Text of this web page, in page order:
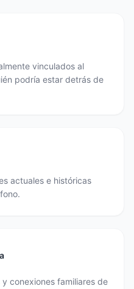
vinculados al
podría estar detrás de
actuales e históricas
conexiones familiares de